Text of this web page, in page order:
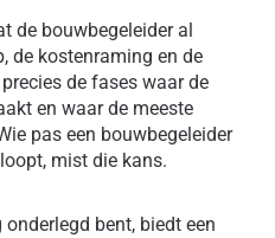
de bouwbegeleider al
de kostenraming en de
de fases waar de
en waar de meeste
pas een bouwbegeleider
mist die kans.
bent, biedt een